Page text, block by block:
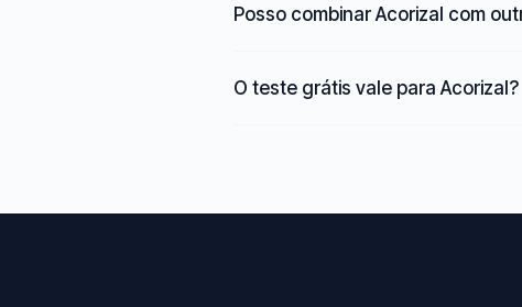
Posso combinar Acorizal com
O teste grátis vale para Acorizal?